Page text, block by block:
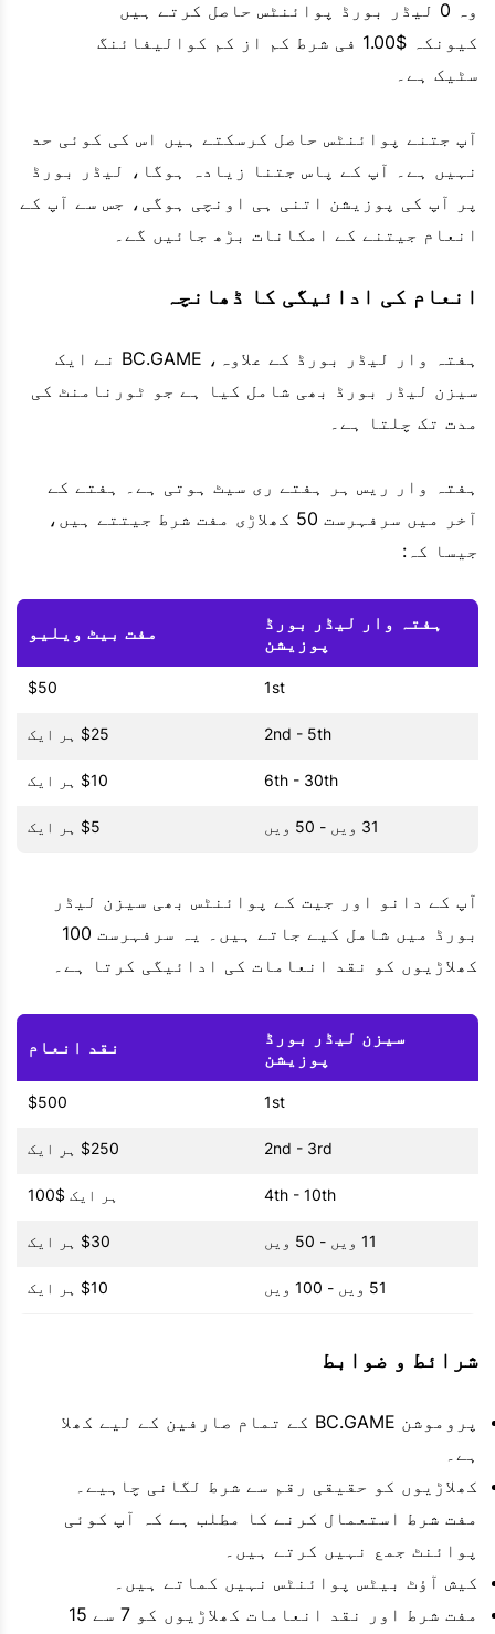
وہ 0 لیڈر بورڈ پوائنٹس حاصل کرتے ہیں
کیونکہ $1.00 فی شرط کم از کم کوالیفائنگ
سٹیک ہے۔
آپ جتنے پوائنٹس حاصل کرسکتے ہیں اس کی کوئی حد
نہیں ہے۔ آپ کے پاس جتنا زیادہ ہوگا، لیڈر بورڈ
پر آپ کی پوزیشن اتنی ہی اونچی ہوگی، جس سے آپ کے
انعام جیتنے کے امکانات بڑھ جائیں گے۔
انعام کی ادائیگی کا ڈھانچہ
ہفتہ وار لیڈر بورڈ کے علاوہ، BC.GAME نے ایک
سیزن لیڈر بورڈ بھی شامل کیا ہے جو ٹورنامنٹ کی
مدت تک چلتا ہے۔
ہفتہ وار ریس ہر ہفتے ری سیٹ ہوتی ہے۔ ہفتے کے
آخر میں سرفہرست 50 کھلاڑی مفت شرط جیتتے ہیں،
جیسا کہ:
ہفتہ وار لیڈر بورڈ
پوزیشن
مفت بیٹ ویلیو
1st
$50
2nd - 5th $25 ہر ایک
6th - 30th $10 ہر ایک
31 ویں - 50 ویں $5 ہر ایک
آپ کے دانو اور جیت کے پوائنٹس بھی سیزن لیڈر
بورڈ میں شامل کیے جاتے ہیں۔ یہ سرفہرست 100
کھلاڑیوں کو نقد انعامات کی ادائیگی کرتا ہے۔
سیزن لیڈر بورڈ
پوزیشن
نقد انعام
1st
$500
2nd - 3rd $250 ہر ایک
4th - 10th ہر ایک $100
11 ویں - 50 ویں $30 ہر ایک
51 ویں - 100 ویں $10 ہر ایک
شرائط و ضوابط
پروموشن BC.GAME کے تمام صارفین کے لیے کھلا
ہے۔
کھلاڑیوں کو حقیقی رقم سے شرط لگانی چاہیے۔
مفت شرط استعمال کرنے کا مطلب ہے کہ آپ کوئی
پوائنٹ جمع نہیں کرتے ہیں۔
کیش آؤٹ بیٹس پوائنٹس نہیں کماتے ہیں۔
مفت شرط اور نقد انعامات کھلاڑیوں کو 7 سے 15